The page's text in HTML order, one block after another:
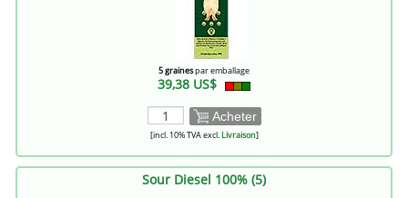
5 grainespar emballage
39,38 US$
Acheter
[incl. 10% TVA excl.Livraison]
Sour Diesel 100% (5)